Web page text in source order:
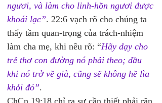
ngươi, và làm cho linh-hồn ngươi được
khoái lạc”. 22:6 vạch rõ cho chúng ta
thấy tầm quan-trọng của trách-nhiệm
làm cha mẹ, khi nêu rõ: “Hãy dạy cho
trẻ thơ con đường nó phải theo; dầu
khi nó trở về già, cũng sẽ không hề lìa
khỏi đó”.
ChCn 19:18 chỉ ra sự cần thiết phải răn